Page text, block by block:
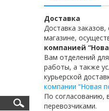
Доставка
Доставка
магазине,
компанией
Вам отделений
работы, а также
курьерской
компании “Новая
По согласованию,
перевозчиками.